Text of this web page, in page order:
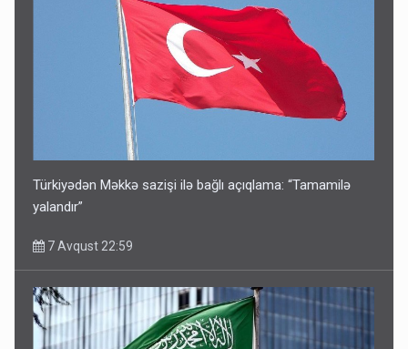
Türkiyədən Məkkə sazişi ilə bağlı açıqlama: “Tamamilə
yalandır”
7 Avqust 22:59